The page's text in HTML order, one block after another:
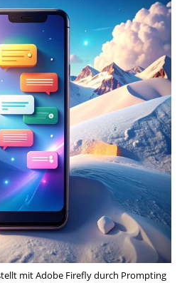
mit Adobe Firefly durch Prompting